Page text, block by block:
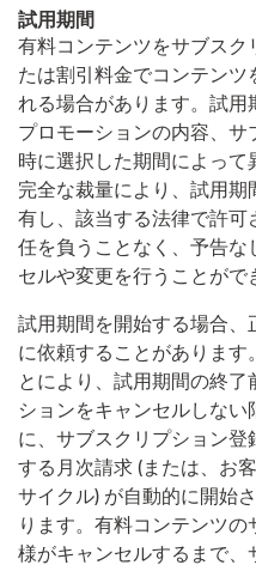
試用期間
有料コンテンツをサブスク
たは割引料金でコンテンツ
れる場合があります。試用
プロモーションの内容、サ
時に選択した期間によっ
完全な裁量により、試用
有し、該当する法律で許可
任を負うことなく、予告な
セルや変更を行うことがで
試用期間を開始する場合、
に依頼することがあります
とにより、試用期間の終
ションをキャンセルしない
に、サブスクリプション
する月次請求 (または、お
サイクル) が自動的に開始
ります。有料コンテンツ
様がキャンセルするまで、